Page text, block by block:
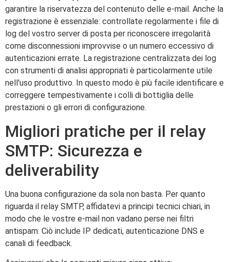
garantire la riservatezza del contenuto delle e-mail. Anche la
registrazione è essenziale: controllate regolarmente i file di
log del vostro server di posta per riconoscere irregolarità
come disconnessioni improvvise o un numero eccessivo di
autenticazioni errate. La registrazione centralizzata dei log
con strumenti di analisi appropriati è particolarmente utile
nell'uso produttivo. In questo modo è più facile identificare e
correggere tempestivamente i colli di bottiglia delle
prestazioni o gli errori di configurazione.
Migliori pratiche per il relay
SMTP: Sicurezza e
deliverability
Una buona configurazione da sola non basta. Per quanto
riguarda il relay SMTP, affidatevi a principi tecnici chiari, in
modo che le vostre e-mail non vadano perse nei filtri
antispam. Ciò include IP dedicati, autenticazione DNS e
canali di feedback.